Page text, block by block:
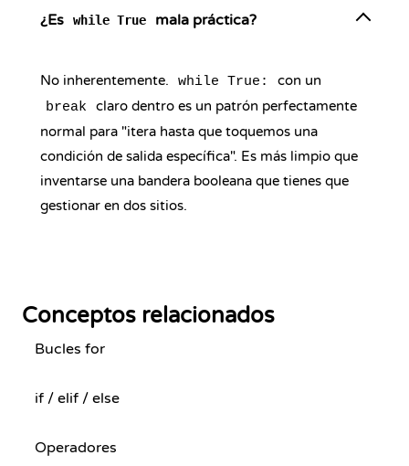
¿Es while True mala práctica?
No inherentemente. while True: con un
break
claro dentro es un patrón perfectamente
normal para "itera hasta que toquemos una
condición de salida específica". Es más limpio que
inventarse una bandera booleana que tienes que
gestionar en dos sitios.
Conceptos relacionados
Bucles for
if / elif / else
Operadores